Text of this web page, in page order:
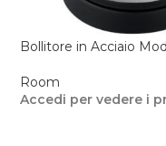
Bollitore in Acciaio
Room
Accedi per vedere i